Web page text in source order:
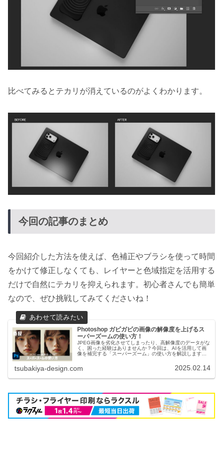
比べてみるとテカリが消えているのがよくわかります。
今回の記事のまとめ
今回紹介した方法を使えば、色補正やブラシを使って時間
をかけて修正しなくても、レイヤーと色域指定を活用する
だけで自然にテカリを抑えられます。初心者さんでも簡単
なので、ぜひ挑戦してみてくださいね！
Photoshop ガビガビの画像の解像度を上げるス
ーパーズームの使い方！
JPEG画像を劣化させてしまったり、高解像度のデータがな
く、困った経験はありませんか？今回は、AIを活用して画
像を補完する「スーパーズーム」の使い方を解説します。
tsubakiya-design.com 2025.02.14